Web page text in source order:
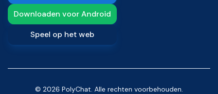
Downloaden voor Android
Speel op het web
© 2026 PolyChat. Alle rechten voorbehouden.